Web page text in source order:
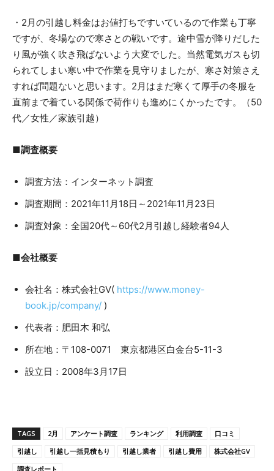
・2月の引越し料金はお値打ちですいているので作業も丁寧
ですが、冬場なので寒さとの戦いです。途中雪が降りだした
り風が強く吹き飛ばないよう大変でした。当然電気ガスも切
られてしまい寒い中で作業を見守りましたが、寒さ対策さえ
すれば問題ないと思います。2月はまだ寒くて厚手の冬服を
直前まで着ている関係で荷作りも進めにくかったです。（50
代／女性／家族引越）
■調査概要
調査方法：インターネット調査
調査期間：2021年11月18日～2021年11月23日
調査対象：全国20代～60代2月引越し経験者94人
■会社概要
会社名：株式会社GV( https://www.money-
book.jp/company/ )
代表者：肥田木 和弘
所在地：〒108-0071 東京都港区白金台5-11-3
設立日：2008年3月17日
TAGS 2月 アンケート調査 ランキング 利用調査
口コミ
引越し
引越し一括見積もり 引越し業者 引越し費用
株式会社GV
調査レポート